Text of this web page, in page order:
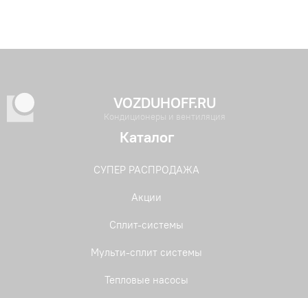
VOZDUHOFF.RU
Кондиционеры и вентиляция
Каталог
СУПЕР РАСПРОДАЖА
Акции
Сплит-системы
Мульти-сплит системы
Тепловые насосы